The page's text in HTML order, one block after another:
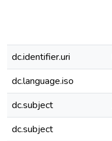
dc.identifier.uri
dc.language.iso
dc.subject
dc.subject